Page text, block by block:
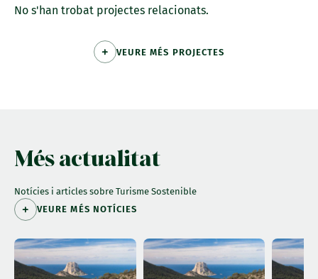
No s'han trobat projectes relacionats.
VEURE MÉS PROJECTES
Més actualitat
Notícies i articles sobre Turisme Sostenible
VEURE MÉS NOTÍCIES